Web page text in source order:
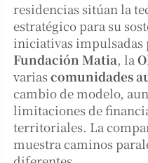
residencias sitúan la
estratégico para su
iniciativas impulsadas
Fundación Matia, la
variascomunidades
cambio de modelo,
limitaciones de
territoriales. La
muestra caminos